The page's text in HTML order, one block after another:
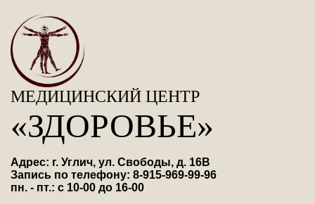
МЕДИЦИНСКИЙ ЦЕНТР
«ЗДОРОВЬЕ»
Адрес: г. Углич, ул. Свободы, д. 16В
Запись по телефону: 8-915-969-99-96
пн. - пт.: с 10-00 до 16-00